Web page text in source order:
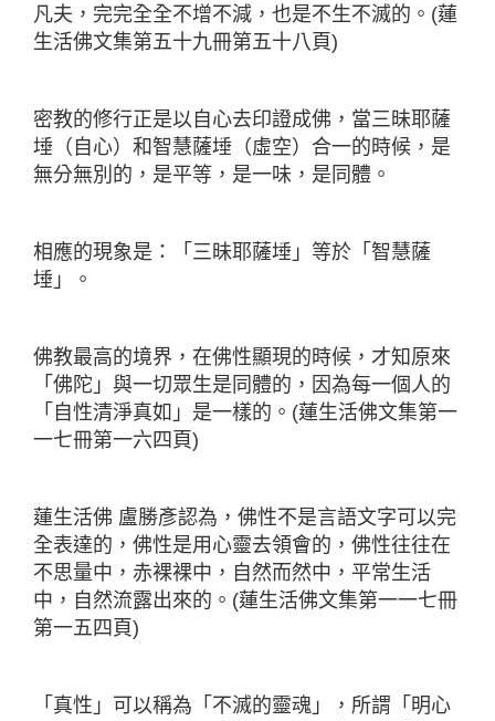
凡夫，完完全全不增不減，也是不生不滅的。(蓮
生活佛文集第五十九冊第五十八頁)
密教的修行正是以自心去印證成佛，當三昧耶薩
埵（自心）和智慧薩埵（虛空）合一的時候，是
無分無別的，是平等，是一味，是同體。
相應的現象是：「三昧耶薩埵」等於「智慧薩
埵」。
佛教最高的境界，在佛性顯現的時候，才知原來
「佛陀」與一切眾生是同體的，因為每一個人的
「自性清淨真如」是一樣的。(蓮生活佛文集第一
一七冊第一六四頁)
蓮生活佛 盧勝彥認為，佛性不是言語文字可以完
全表達的，佛性是用心靈去領會的，佛性往往在
不思量中，赤裸裸中，自然而然中，平常生活
中，自然流露出來的。(蓮生活佛文集第一一七冊
第一五四頁)
「真性」可以稱為「不滅的靈魂」，所謂「明心